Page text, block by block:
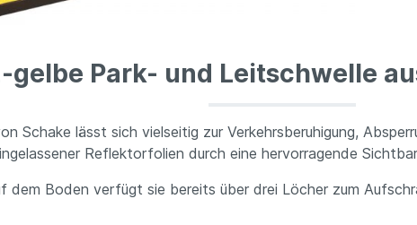
gelbe Park- und Leitschwelle
Schake lässt sich vielseitig zur Verkehrsberuhigung,
Reflektorfolien durch eine hervorragende
dem Boden verfügt sie bereits über drei Löcher zum